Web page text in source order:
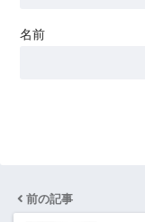
名前
前の記事